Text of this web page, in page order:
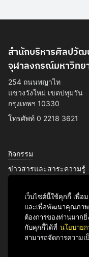
สำนักบริหารศิลปวัฒ
จุฬาลงกรณ์มหาวิทย
254 ถนนพญาไท
แขวงวังใหม่ เขตปทุมวัน
กรุงเทพฯ 10330
โทรศัพท์ 0 2218 3621
กิจกรรม
ข่าวสารและสาระความรู้
ศิลปวัฒนธรรม
เว็บไซต์นี้ใช้คุกกี้ เพื่อ
และเพื่อพัฒนาคุณภาพ
ต้องการของท่านมาก
กับคุกกี้ได้ที่ นโยบาย
สามารถจัดการความ